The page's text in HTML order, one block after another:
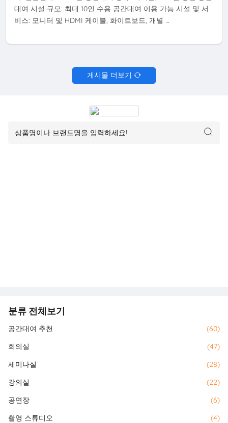
대여 시설 규모: 최대 10인 수용 공간대여 이용 가능 시설 및 서
비스: 모니터 및 HDMI 케이블, 화이트보드, 개별 …
게시물 더보기
분류 전체보기
공간대여 추천
(60)
회의실
(47)
세미나실
(28)
강의실
(22)
공연장
(6)
촬영 스튜디오
(4)